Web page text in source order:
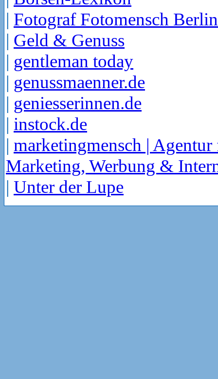
| Fotograf Fotomensch Berlin
| Geld & Genuss
| gentleman today
| genussmaenner.de
| geniesserinnen.de
| instock.de
| marketingmensch | Agentur
Marketing, Werbung &
| Unter der Lupe